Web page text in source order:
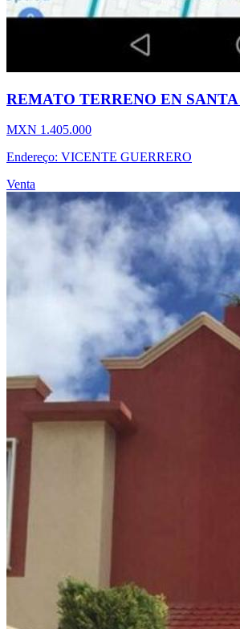
REMATO TERRENO EN
MXN 1.405.000
Endereço: VICENTE GUERRERO
Venta